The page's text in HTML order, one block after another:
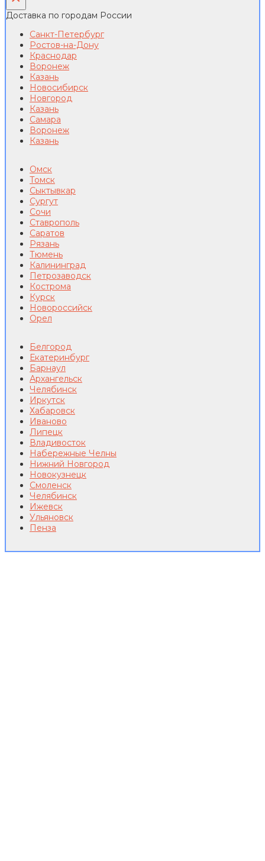
Доставка по городам России
Санкт-Петербург
Ростов-на-Дону
Краснодар
Воронеж
Казань
Новосибирск
Новгород
Казань
Самара
Воронеж
Казань
Омск
Томск
Сыктывкар
Сургут
Сочи
Ставрополь
Саратов
Рязань
Тюмень
Калининград
Петрозаводск
Кострома
Курск
Новороссийск
Орел
Белгород
Екатеринбург
Барнаул
Архангельск
Челябинск
Иркутск
Хабаровск
Иваново
Липецк
Владивосток
Набережные Челны
Нижний Новгород
Новокузнецк
Смоленск
Челябинск
Ижевск
Ульяновск
Пенза